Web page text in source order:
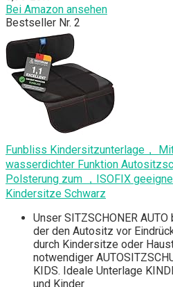
Bei Amazon ansehen
Bestseller Nr. 2
Funbliss Kindersitzunterlage，
wasserdichter Funktion
Polsterung zum ，ISOFIX
Kindersitze Schwarz
Unser SITZSCHONER
der den Autositz vor
durch Kindersitze oder
notwendiger
KIDS. Ideale Unterlage
und Kinder